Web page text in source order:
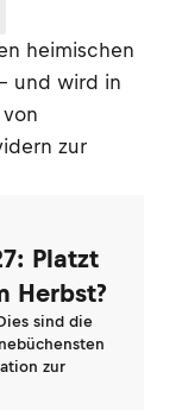
heimischen
und wird in
zur
Platzt
Herbst?
sind die
zur